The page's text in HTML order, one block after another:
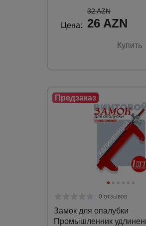
Цена:
32 AZN
26 AZN
Купить
0 отзывов
Замок для опалубки
Промышленник